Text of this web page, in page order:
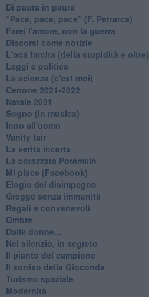
Di paura in paura
​“Pace, pace, pace” (F. Petrarca)
Farei l'amore, non la guerra
Discorsi come notizie
L'oca farcita (della stupidità e oltre)
Leggi e politica
La scienza (c'est moi)
Cenone 2021-2022
Natale 2021
Sogno (in musica)
Inno all'uomo
Vanity fair
La verità incerta
La corazzata Potëmkin
Mi piace (Facebook)
Elogio del disimpegno
Gregge senza immunità
Regali e convenevoli
Ombre
Dalle donne...
Nel silenzio, in segreto
Il pianto del campione
Il sorriso della Gioconda
Turismo spaziale
Modernità